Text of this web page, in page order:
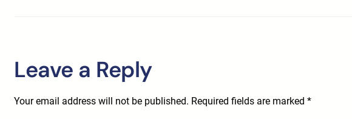
Leave a Reply
Your email address will not be published. Required fields are marked *